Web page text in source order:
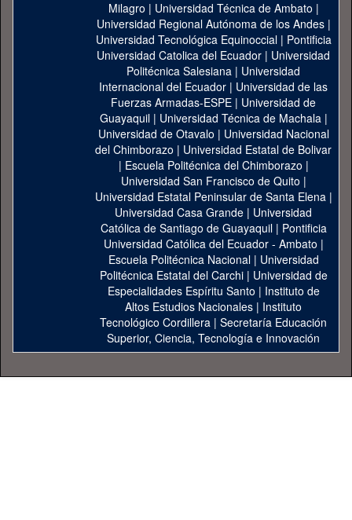
Milagro | Universidad Técnica de Ambato |
Universidad Regional Autónoma de los Andes|
Universidad Tecnológica Equinoccial| Pontificia
Universidad Catolica del Ecuador | Universidad
Politécnica Salesiana | Universidad
Internacional del Ecuador | Universidad de las
Fuerzas Armadas-ESPE | Universidad de
Guayaquil| Universidad Técnica de Machala|
Universidad de Otavalo | Universidad Nacional
del Chimborazo | Universidad Estatal de Bolivar
| Escuela Politécnica del Chimborazo |
Universidad San Francisco de Quito |
Universidad Estatal Peninsular de Santa Elena|
Universidad Casa Grande | Universidad
Católica de Santiago de Guayaquil| Pontificia
Universidad Católica del Ecuador - Ambato |
Escuela Politécnica Nacional| Universidad
Politécnica Estatal del Carchi| Universidad de
Especialidades Espíritu Santo | Instituto de
Altos Estudios Nacionales | Instituto
Tecnológico Cordillera | Secretaría Educación
Superior, Ciencia, Tecnología e Innovación